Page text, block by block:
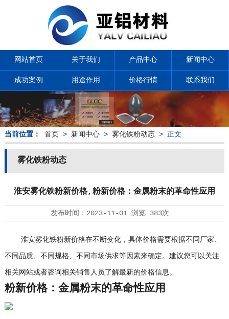
网站首页 关于我们 产品中心 新闻中心
成功案例 用途作用 价格行情 联系我们
当前位置： 首页 > 新闻中心> 雾化铁粉动态> 正文
雾化铁粉动态
淮安雾化铁粉新价格,粉新价格：金属粉末的革命性应用
发布时间： 2023-11-01浏览 383次
淮安雾化铁粉新价格在不断变化，具体价格需要根据不同厂家、
不同品质、不同规格、不同市场供求等因素来确定。建议您可以关注
相关网站或者咨询相关销售人员了解最新的价格信息。
粉新价格：金属粉末的革命性应用